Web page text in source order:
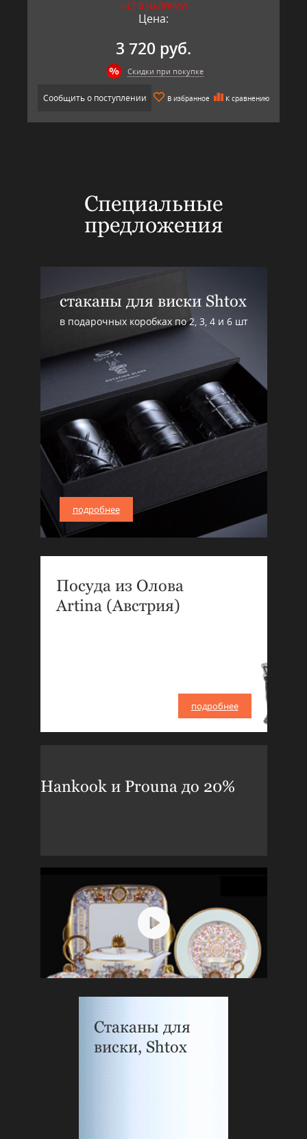
НЕТ В НАЛИЧИИ
Цена:
3 720 руб.
Скидки при покупке
Сообщить о поступлении В избранное К сравнению
Специальные
предложения
стаканы для виски Shtox
в подарочных коробках по 2, 3, 4 и 6 шт
подробнее
Посуда из Олова
Artina (Австрия)
подробнее
Hankook и Prouna до 20%
Стаканы для
виски, Shtox